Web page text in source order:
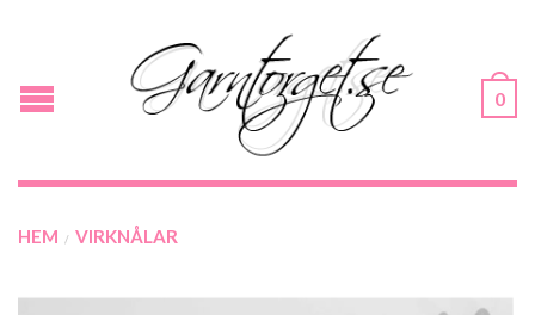
0
HEM / VIRKNÅLAR